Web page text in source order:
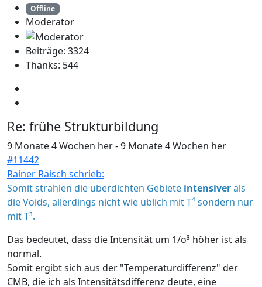
Offline
Moderator
Beiträge: 3324
Thanks: 544
Re: frühe Strukturbildung
9 Monate 4 Wochen her-9 Monate 4 Wochen her
#11442
Rainer Raisch schrieb:
Somit strahlen die überdichten Gebiete intensiverals
die Voids, allerdings nicht wie üblich mit T⁴ sondern nur
mit T³.
Das bedeutet, dass die Intensität um 1/σ³ höher ist als
normal.
Somit ergibt sich aus der "Temperaturdifferenz" der
CMB, die ich als Intensitätsdifferenz deute, eine